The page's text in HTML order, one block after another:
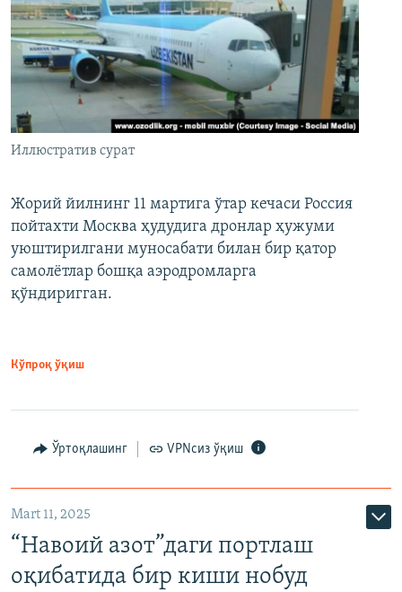
Иллюстратив сурат
Жорий йилнинг 11 мартига ўтар кечаси Россия
пойтахти Москва ҳудудига дронлар ҳужуми
уюштирилгани муносабати билан бир қатор
самолётлар бошқа аэродромларга
қўндиригган.
Кўпроқ ўқиш
Ўртоқлашинг VPNсиз ўқиш
Mart 11, 2025
“Навоий азот”даги портлаш
оқибатида бир киши нобуд